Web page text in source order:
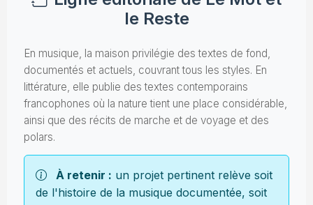
le Reste
En musique, la maison privilégie des textes de fond,
documentés et actuels, couvrant tous les styles. En
littérature, elle publie des textes contemporains
francophones où la nature tient une place considérable,
ainsi que des récits de marche et de voyage et des
polars.
À retenir : un projet pertinent relève soit
de l'histoire de la musique documentée, soit